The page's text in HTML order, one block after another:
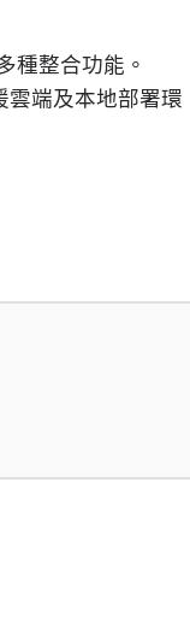
種整合功能。
雲端及本地部署環